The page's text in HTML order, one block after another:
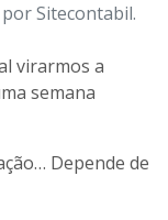
Sitecontabil.
virarmos a
semana
Depende de